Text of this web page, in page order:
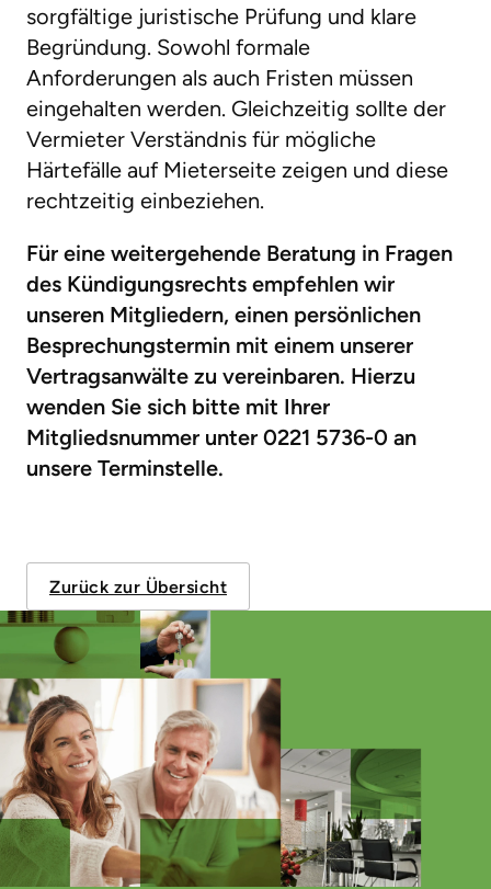
sorgfältige juristische Prüfung und klare
Begründung. Sowohl formale
Anforderungen als auch Fristen müssen
eingehalten werden. Gleichzeitig sollte der
Vermieter Verständnis für mögliche
Härtefälle auf Mieterseite zeigen und diese
rechtzeitig einbeziehen.
Für eine weitergehende Beratung in Fragen
des Kündigungsrechts empfehlen wir
unseren Mitgliedern, einen persönlichen
Besprechungstermin mit einem unserer
Vertragsanwälte zu vereinbaren. Hierzu
wenden Sie sich bitte mit Ihrer
Mitgliedsnummer unter 0221 5736-0 an
unsere Terminstelle.
Zurück zur Übersicht